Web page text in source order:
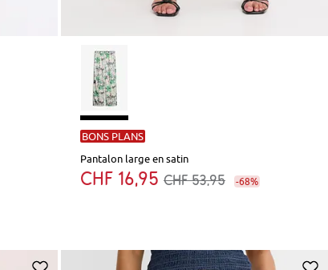
BONS PLANS
Pantalon large en satin
CHF 16,95 CHF 53,95 -68%